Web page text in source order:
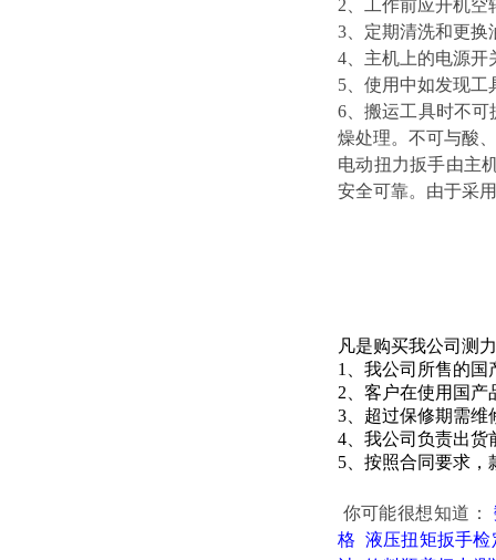
2、工作前应开机
3、定期清洗和更换
4、主机上的电源开
5、使用中如发现工
6、搬运工具时不
燥处理。不可与酸
电动扭力扳手由主
安全可靠。由于采
凡是购买我公司测
1、我公司所售的国
2、客户在使用国
3、超过保修期需维
4、我公司负责出货
5、按照合同要求
你可能很想知道 ：
格 液压扭矩扳手检